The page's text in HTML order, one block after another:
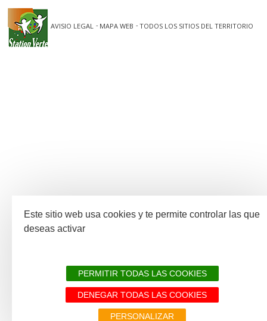
AVISIO LEGAL MAPA WEB TODOS LOS SITIOS DEL TERRITORIO
Este sitio web usa cookies y te permite controlar las que
deseas activar
PERMITIR TODAS LAS COOKIES
DENEGAR TODAS LAS COOKIES
PERSONALIZAR